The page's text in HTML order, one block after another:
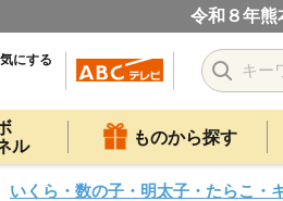
令和８年熊
にする
ル
ものから探す
いくら・数の子・明太子・たらこ・